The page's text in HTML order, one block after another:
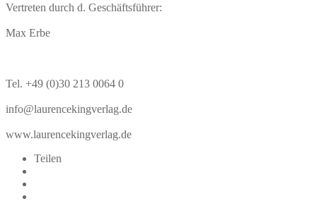
Vertreten durch d. Geschäftsführer:
Max Erbe
Tel. +49 (0)30 213 0064 0
info@laurencekingverlag.de
www.laurencekingverlag.de
Teilen